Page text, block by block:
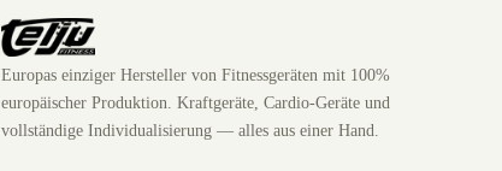
Europas einziger Hersteller von Fitnessgeräten mit 100%
europäischer Produktion. Kraftgeräte, Cardio-Geräte und
vollständige Individualisierung — alles aus einer Hand.